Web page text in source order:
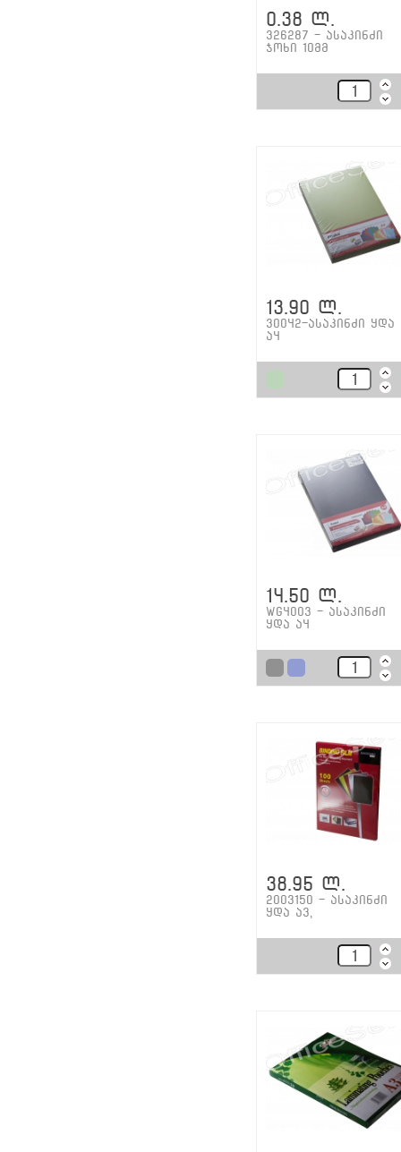
0.38 ლ.
326287 - ასაკინძი
ჯოხი 10მმ
13.90 ლ.
30042-ასაკინძი ყდა
ა4
14.50 ლ.
WG4003 - ასაკინძი
ყდა ა4
38.95 ლ.
2003150 - ასაკინძი
ყდა ა3,